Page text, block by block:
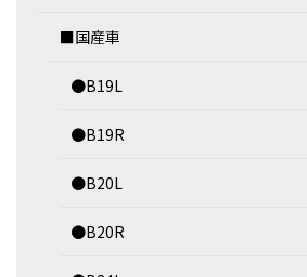
■国産車
●B19L
●B19R
●B20L
●B20R